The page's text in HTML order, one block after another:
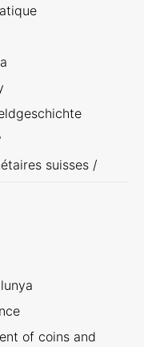
suisses /
of coins and